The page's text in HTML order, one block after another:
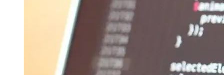
Eko Schoolmedia